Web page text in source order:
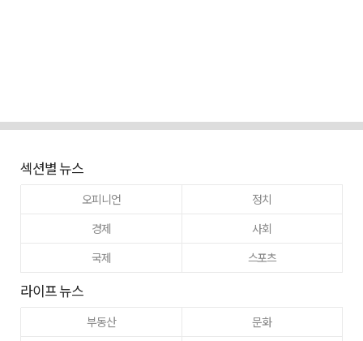
섹션별 뉴스
오피니언
정치
경제
사회
국제
스포츠
라이프 뉴스
부동산
문화